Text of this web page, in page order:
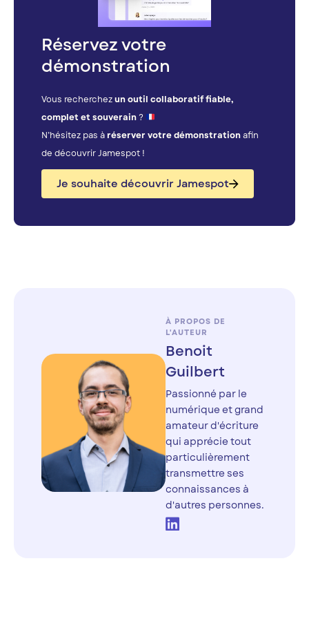
Réservez votre
démonstration
Vous recherchezun outil collaboratif fiable,
complet et souverain ?
N’hésitez pas à réserver votre démonstrationafin
de découvrir Jamespot !
Je souhaite découvrir Jamespot
À PROPOS DE
L'AUTEUR
Benoit
Guilbert
Passionné par le
numérique et grand
amateur d'écriture
qui apprécie tout
particulièrement
transmettre ses
connaissances à
d'autres personnes.